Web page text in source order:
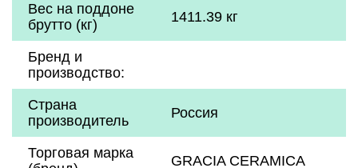
Вес на поддоне
брутто (кг)
1411.39 кг
Бренд и
производство:
Страна
производитель
Россия
Торговая марка
GRACIA CERAMICA